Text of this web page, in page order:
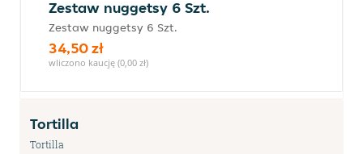
Zestaw nuggetsy 6 Szt.
Zestaw nuggetsy 6 Szt.
34,50 zł
wliczono kaucję (0,00 zł)
Tortilla
Tortilla